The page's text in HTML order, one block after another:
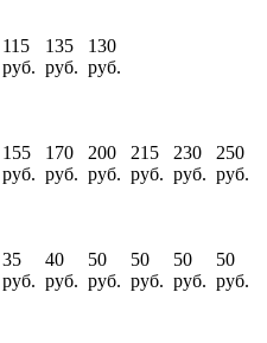
115
руб.
135
руб.
130
руб.
155
руб.
170
руб.
200
руб.
215
руб.
230
руб.
250
руб.
35
руб.
40
руб.
50
руб.
50
руб.
50
руб.
50
руб.